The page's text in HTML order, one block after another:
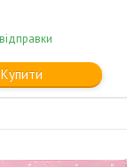
Купити